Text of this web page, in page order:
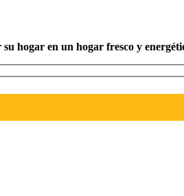
hogar en un hogar fresco y